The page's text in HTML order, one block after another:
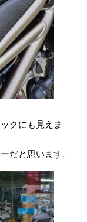
クにも見えま
だと思います。